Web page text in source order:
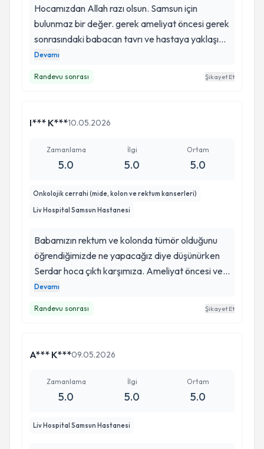
RİKSLİ! İŞTE ŞU KADAR PARA ÖDERSEN
ANCAK YAPARIM? DEDİĞİ AMELİYATI
KUSURSUZ BİR ŞEKİLDE YAPARAK BENİ BU
RAHATSIZLIKTAN KURTARDI. ALLAH RAZI
PROF DR. DUR. ADAM GİBİ DE ADAMDIR. VE
Hocamızdan Allah razı olsun. Samsun için
bulunmaz bir değer. gerek ameliyat öncesi gerek
sonrasındaki babacan tavrı ve hastaya yaklaşımı
ile kendinizi ruhen ve bedenen mükemmel
Devamı
Randevu sonrası Şikayet Et
I*** K***10.05.2026
Zamanlama
5.0
İlgi
5.0
Ortam
5.0
Onkolojik cerrahi (mide, kolon ve rektum kanserleri)
Liv Hospital Samsun Hastanesi
Babamızın rektum ve kolonda tümör olduğunu
öğrendiğimizde ne yapacağız diye düşünürken
Serdar hoca çıktı karşımıza. Ameliyat öncesi ve
sonrasında yapılan her işlem öncesi ve
Devamı
Randevu sonrası Şikayet Et
A*** K***09.05.2026
Zamanlama
5.0
İlgi
5.0
Ortam
5.0
Liv Hospital Samsun Hastanesi